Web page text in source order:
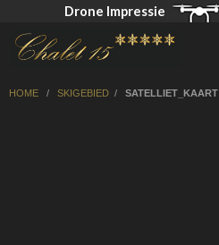
Drone Impressie
HOME / SKIGEBIED / SATELLIET_KAART